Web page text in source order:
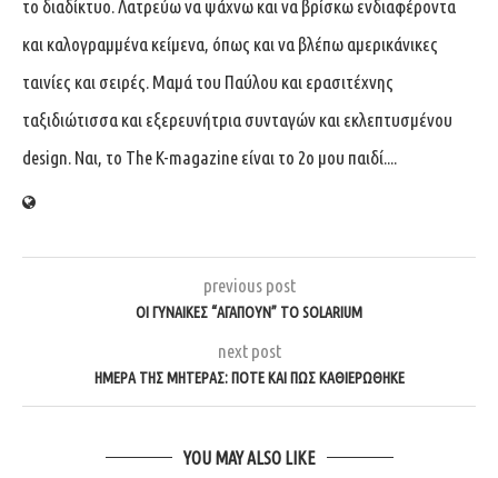
το διαδίκτυο. Λατρεύω να ψάχνω και να βρίσκω ενδιαφέροντα
και καλογραμμένα κείμενα, όπως και να βλέπω αμερικάνικες
ταινίες και σειρές. Μαμά του Παύλου και ερασιτέχνης
ταξιδιώτισσα και εξερευνήτρια συνταγών και εκλεπτυσμένου
design. Ναι, το The K-magazine είναι το 2ο μου παιδί....
previous post
ΟΙ ΓΥΝΑΊΚΕΣ “ΑΓΑΠΟΎΝ” ΤΟ SOLARIUM
next post
ΗΜΕΡΑ ΤΗΣ ΜΗΤΈΡΑΣ: ΠΌΤΕ ΚΑΙ ΠΏΣ ΚΑΘΙΕΡΏΘΗΚΕ
YOU MAY ALSO LIKE